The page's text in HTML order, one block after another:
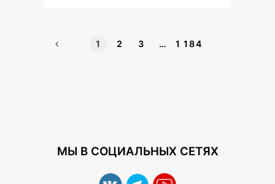
1 2 3 … 1 184
МЫ В СОЦИАЛЬНЫХ СЕТЯХ